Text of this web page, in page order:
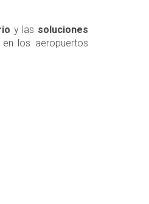
y las soluciones
los aeropuertos